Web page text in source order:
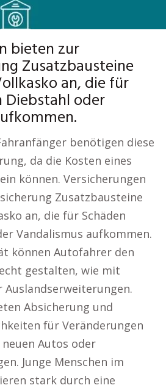
bieten zur
Zusatzbausteine
an, die für
Diebstahl oder
benötigen diese
da die Kosten eines
können. Versicherungen
Zusatzbausteine
an, die für Schäden
Vandalismus aufkommen.
können Autofahrer den
gestalten, wie mit
Auslandserweiterungen.
Absicherung und
für Veränderungen
Autos oder
Junge Menschen im
stark durch eine